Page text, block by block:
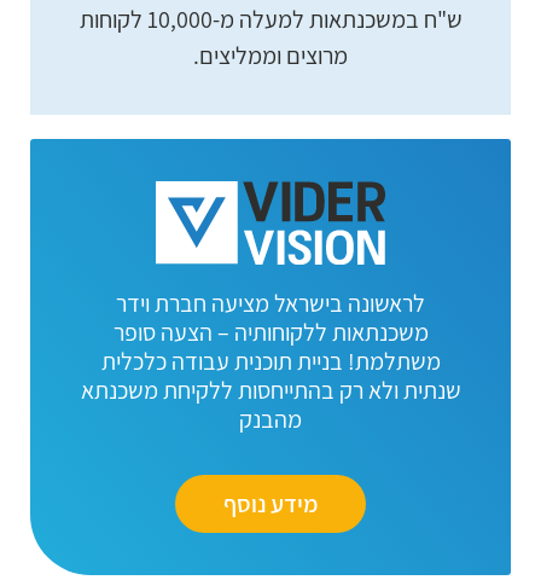
ש"ח במשכנתאות למעלה מ-10,000 לקוחות
מרוצים וממליצים.
לראשונה בישראל מציעה חברת וידר
משכנתאות ללקוחותיה – הצעה סופר
משתלמת! בניית תוכנית עבודה כלכלית
שנתית ולא רק בהתייחסות ללקיחת משכנתא
מהבנק
מידע נוסף